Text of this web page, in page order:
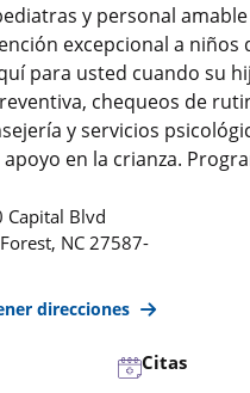
y personal
excepcional a niños
para usted cuando su
chequeos de
y servicios
en la crianza.
Capital Blvd
, NC 27587-
direcciones
Citas